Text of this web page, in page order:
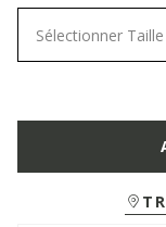
Sélectionner Taille